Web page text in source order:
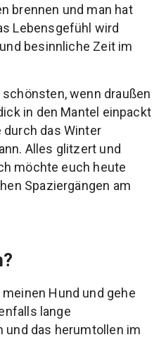
brennen und man hat
Lebensgefühl wird
besinnliche Zeit im
wenn draußen
in den Mantel einpackt
durch das Winter
Alles glitzert und
möchte euch heute
Spaziergängen am
Hund und gehe
lange
und das herumtollen im